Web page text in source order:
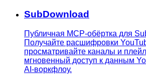
SubDownload
Публичная MCP-обёртка для
Получайте расшифровки
просматривайте каналы и
мгновенный доступ к данным
AI-воркфлоу.